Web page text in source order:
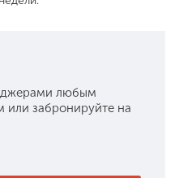
любым
или забронируйте на